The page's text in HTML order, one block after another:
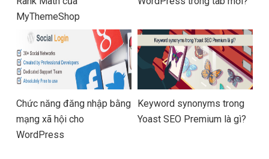
MyThemeShop
Chức năng đăng nhập bằng
mạng xã hội cho
WordPress
Keyword synonyms trong
Yoast SEO Premium là gì?